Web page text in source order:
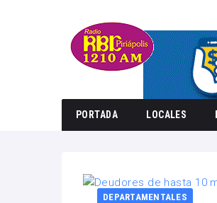
PORTADA LOCALES
DEPARTAMENTALES